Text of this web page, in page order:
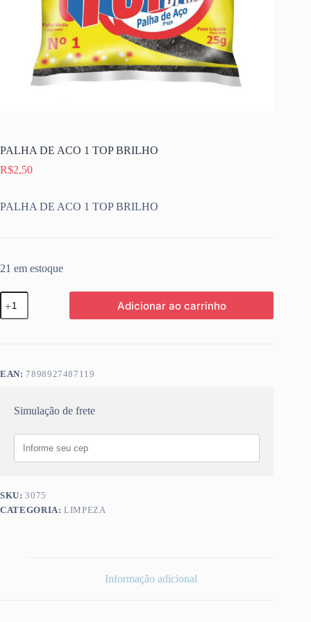
PALHA DE ACO 1 TOP BRILHO
R$2,50
PALHA DE ACO 1 TOP BRILHO
21 em estoque
PALHA
DE
ACO
Adicionar ao carrinho
EAN: 7898927487119
Simulação de frete
SKU:3075
CATEGORIA:LIMPEZA
Informação adicional